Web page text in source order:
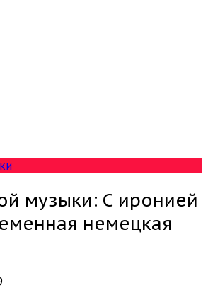
музыки: С иронией
немецкая